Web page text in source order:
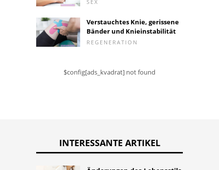
SEX
Verstauchtes Knie, gerissene
Bänder und Knieinstabilität
REGENERATION
$config[ads_kvadrat] not found
INTERESSANTE ARTIKEL